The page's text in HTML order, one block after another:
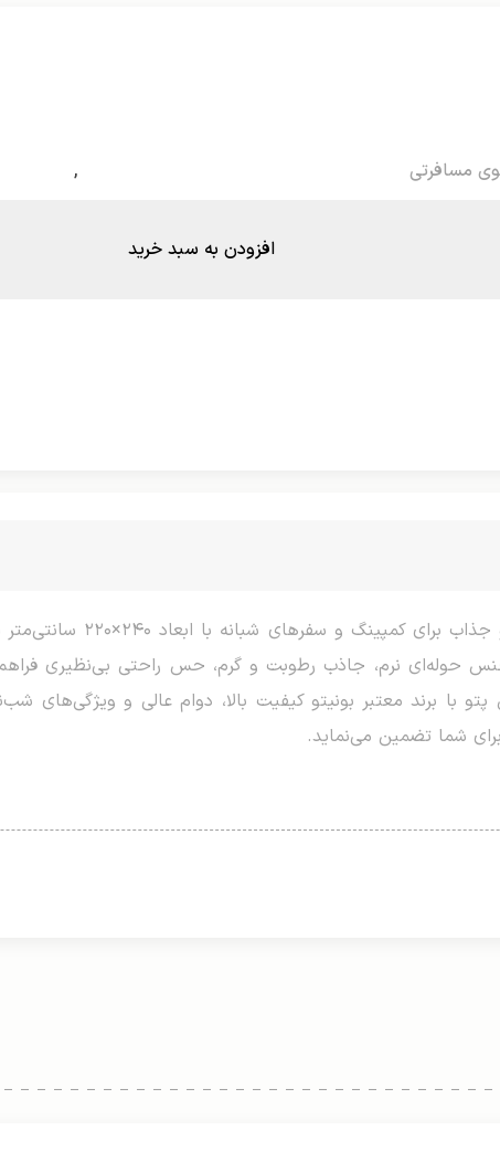
مسافرتی ,
افزودن به سبد خرید
پتو شب‌نما برند بونیتو دو
حوله‌ای نرم، جاذب رطوبت و گرم، حس راحتی بی‌نظیری
با برند معتبر بونیتو کیفیت بالا، دوام عالی و ویژگی‌های
شما تضمین می‌نماید.